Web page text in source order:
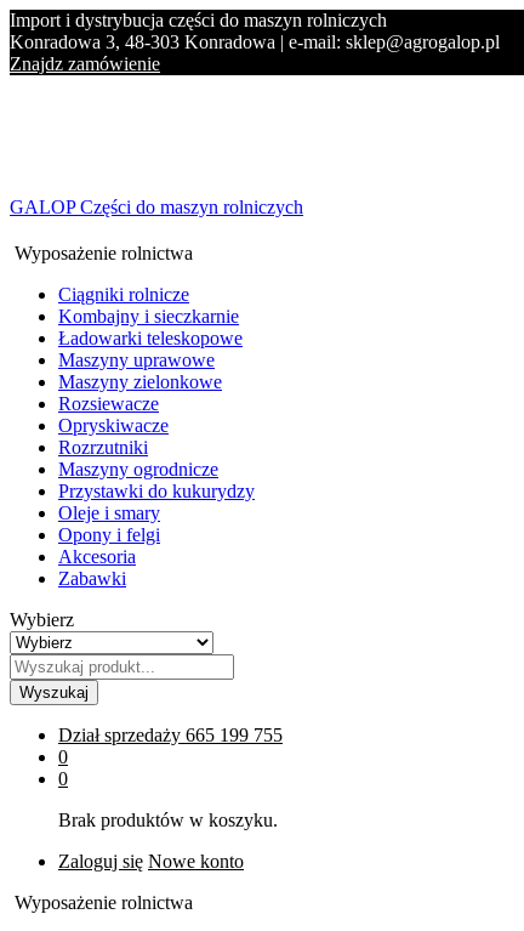
Import i dystrybucja części do maszyn rolniczych
Konradowa 3, 48-303 Konradowa | e-mail: sklep@agrogalop.pl
Znajdz zamówienie
GALOP Części do maszyn rolniczych
Wyposażenie rolnictwa
Ciągniki rolnicze
Kombajny i sieczkarnie
Ładowarki teleskopowe
Maszyny uprawowe
Maszyny zielonkowe
Rozsiewacze
Opryskiwacze
Rozrzutniki
Maszyny ogrodnicze
Przystawki do kukurydzy
Oleje i smary
Opony i felgi
Akcesoria
Zabawki
Wybierz
Wyszukaj
Dział sprzedaży 665 199 755
0
0
Brak produktów w koszyku.
Zaloguj się Nowe konto
Wyposażenie rolnictwa